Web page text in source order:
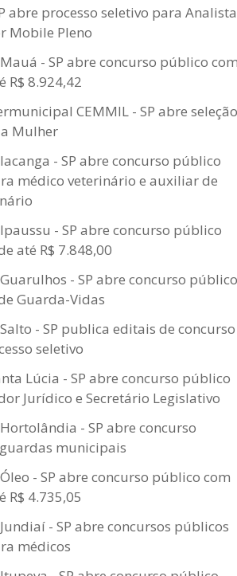
abre processo seletivo para Analista
Mobile Pleno
- SP abre concurso público
R$ 8.924,42
CEMMIL - SP abre seleção
Mulher
- SP abre concurso público
médico veterinário e auxiliar de
- SP abre concurso público
até R$ 7.848,00
- SP abre concurso público
Guarda-Vidas
- SP publica editais de concurso
seletivo
Lúcia - SP abre concurso público
Jurídico e Secretário Legislativo
- SP abre concurso
municipais
- SP abre concurso público com
R$ 4.735,05
- SP abre concursos públicos
médicos